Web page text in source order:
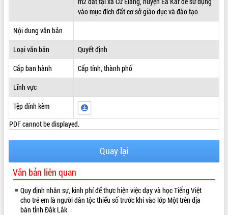
vào mục đích đất cơ sở giáo dục và đào tạo
Nội dung văn bản
Loại văn bản
Quyết định
Cấp ban hành
Cấp tỉnh, thành phố
Lĩnh vực
Tệp đính kèm
PDF cannot be displayed.
Quay lại
Văn bản liên quan
Quy định nhân sự, kinh phí để thực hiện việc dạy và học Tiếng Việt
cho trẻ em là người dân tộc thiểu số trước khi vào lớp Một trên địa
bàn tỉnh Đắk Lắk